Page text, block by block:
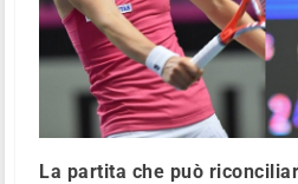
La partita che può